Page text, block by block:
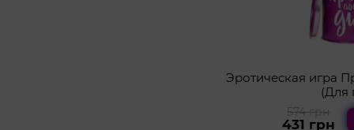
Эротическая игра
(Для
574 грн
431 грн